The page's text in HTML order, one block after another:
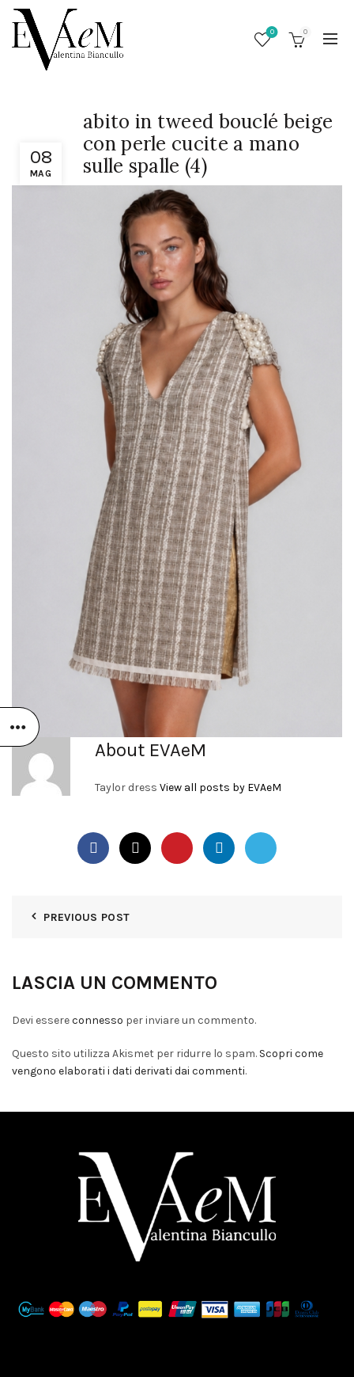
0 0
08
MAG
abito in tweed bouclé beige
con perle cucite a mano
sulle spalle (4)
About EVAeM
Taylor dress View all posts by EVAeM
PREVIOUS POST
LASCIA UN COMMENTO
Devi essereconnesso per inviare un commento.
Questo sito utilizza Akismet per ridurre lo spam. Scopri come
vengono elaborati i dati derivati dai commenti.